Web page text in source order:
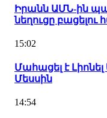
Իրանն ԱՄՆ-ին
նեղուցը բացելու
15:02
Մահացել է
Մեսսին
14:54